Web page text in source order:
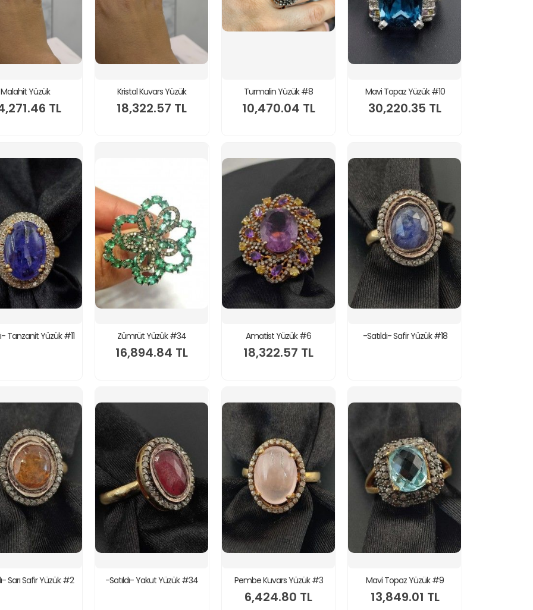
Malahit Yüzük
TL
Kristal Kuvars Yüzük
18,322.57 TL
Turmalin Yüzük #8
10,470.04 TL
Mavi Topaz Yüzük #10
30,220.35 TL
Tanzanit Yüzük #11 Zümrüt Yüzük #34
16,894.84 TL
Amatist Yüzük #6
18,322.57 TL
-Satıldı- Safir Yüzük #18
Sarı Safir Yüzük #2 -Satıldı- Yakut Yüzük #34 Pembe Kuvars Yüzük #3
6,424.80 TL
Mavi Topaz Yüzük #9
13,849.01 TL